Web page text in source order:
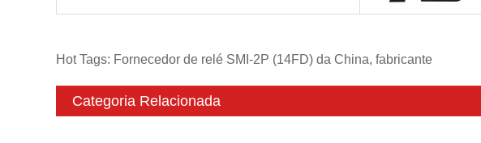
Hot Tags: Fornecedor de relé SMI-2P (14FD) da China, fabricante
Categoria Relacionada